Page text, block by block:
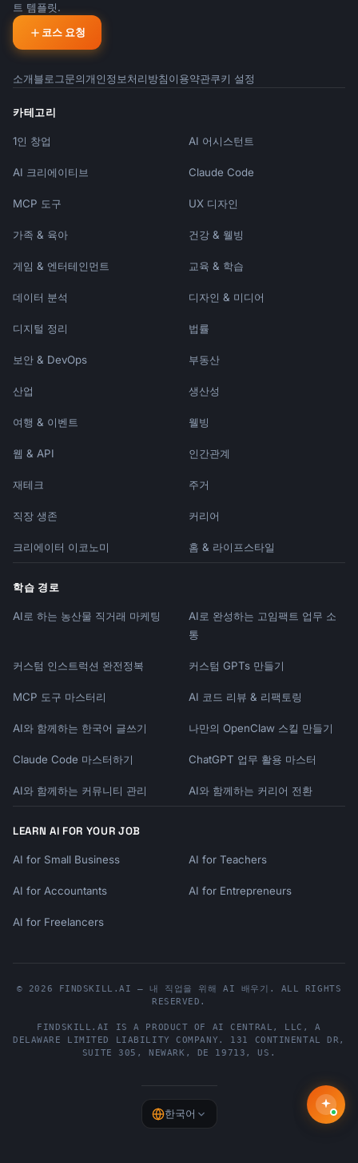
트 템플릿.
코스 요청
소개블로그문의개인정보처리방침이용약관쿠키 설정
카테고리
1인 창업 AI 어시스턴트
AI 크리에이티브 Claude Code
MCP 도구 UX 디자인
가족 & 육아 건강 & 웰빙
게임 & 엔터테인먼트 교육 & 학습
데이터 분석 디자인 & 미디어
디지털 정리 법률
보안 & DevOps 부동산
산업 생산성
여행 & 이벤트 웰빙
웹 & API 인간관계
재테크 주거
직장 생존 커리어
크리에이터 이코노미 홈 & 라이프스타일
학습 경로
AI로 하는 농산물 직거래 마케팅
AI로 완성하는 고임팩트 업무 소
통
커스텀 인스트럭션 완전정복 커스텀 GPTs 만들기
MCP 도구 마스터리 AI 코드 리뷰 & 리팩토링
AI와 함께하는 한국어 글쓰기 나만의 OpenClaw 스킬 만들기
Claude Code 마스터하기 ChatGPT 업무 활용 마스터
AI와 함께하는 커뮤니티 관리 AI와 함께하는 커리어 전환
LEARN AI FOR YOUR JOB
AI for Small Business AI for Teachers
AI for Accountants AI for Entrepreneurs
AI for Freelancers
© 2026 FINDSKILL.AI — 내 직업을 위해 AI 배우기. ALL RIGHTS
RESERVED.
FINDSKILL.AI IS A PRODUCT OF AI CENTRAL, LLC , A
DELAWARE LIMITED LIABILITY COMPANY. 131 CONTINENTAL DR,
SUITE 305 , NEWARK , DE 19713 , US .
한국어